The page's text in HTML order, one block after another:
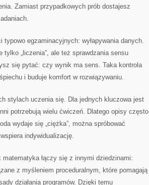
Zamiast przypadkowych prób dostajesz
egzaminacyjnych: wyłapywania danych.
„liczenia”, ale też sprawdzania sensu
się pytać: czy wynik ma sens. Taka kontrola
i buduje komfort w rozwiązywaniu.
stylach uczenia się. Dla jednych kluczowa jest
potrzebują wielu ćwiczeń. Dlatego opisy często
wydaje się „ciężka”, można spróbować
indywidualizację.
łączy się z innymi dziedzinami:
z myśleniem proceduralnym, które pomagają
działania programów. Dzięki temu